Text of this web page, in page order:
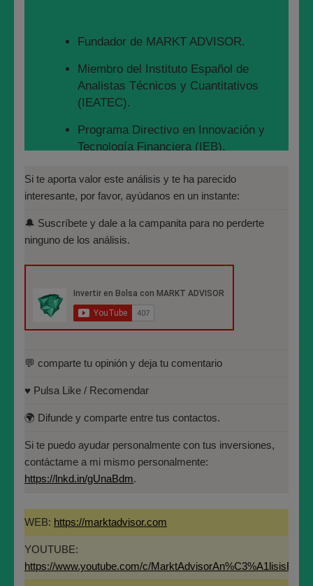
En esa imagen, elaborada por Visual Capitalist, hay
La imagen está organizada por perfiles de riesgo:
– los más conservadores 0% renta variable + 100%
– los más agresivos: 100% renta variable + 0% bonos.
Veréis a la izquierda tenéis la mayor caída histórica
de cada una de las carteras (maximum drawdown)
Veréis a la derecha la media histórica de rentabilidad
(azul oscuro) y la mayor revalorización anual
conseguida (azul claro).
Muy interesante.
Fundador de MARKT ADVISOR.
Miembro del Instituto Español de
Analistas Técnicos y Cuantitativos
(IEATEC).
Programa Directivo en Innovación y
Tecnología Financiera (IEB).
Máster en Bolsa y Mercados
Financieros (IEB): Autorizado por la
(MIFID II):
https://www.cnmv.es/portal/Titulos-
Cuantitativo (IEB).
Licenciado en Informática por la
Madrid(UPM)
Si te aporta valor este análisis y te ha parecido
interesante, por favor, ayúdanos en un instante:
🔔 Suscríbete y dale a la campanita para no perderte
ninguno de los análisis.
💬 comparte tu opinión y deja tu comentario
♥️ Pulsa Like / Recomendar
🌍 Difunde y comparte entre tus contactos.
Si te puedo ayudar personalmente con tus inversiones,
contáctame a mi mismo personalmente:
https://lnkd.in/gUnaBdm.
WEB: https://marktadvisor.com
YOUTUBE:
https://www.youtube.com/c/